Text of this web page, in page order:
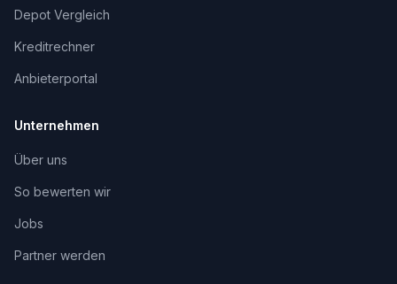
Depot Vergleich
Kreditrechner
Anbieterportal
Unternehmen
Über uns
So bewerten wir
Jobs
Partner werden